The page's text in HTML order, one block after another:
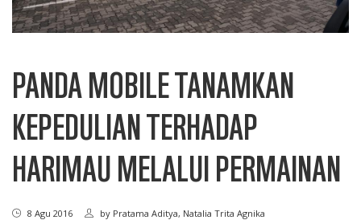
PANDA MOBILE TANAMKAN
KEPEDULIAN TERHADAP
HARIMAU MELALUI PERMAINAN
8 Agu 2016 by Pratama Aditya, Natalia Trita Agnika